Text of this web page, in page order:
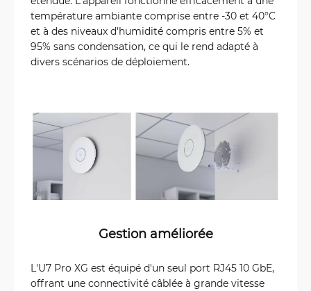
température ambiante comprise entre -30 et 40°C
et à des niveaux d'humidité compris entre 5% et
95% sans condensation, ce qui le rend adapté à
divers scénarios de déploiement.
Gestion améliorée
L'U7 Pro XG est équipé d'un seul port RJ45 10 GbE,
offrant une connectivité câblée à grande vitesse